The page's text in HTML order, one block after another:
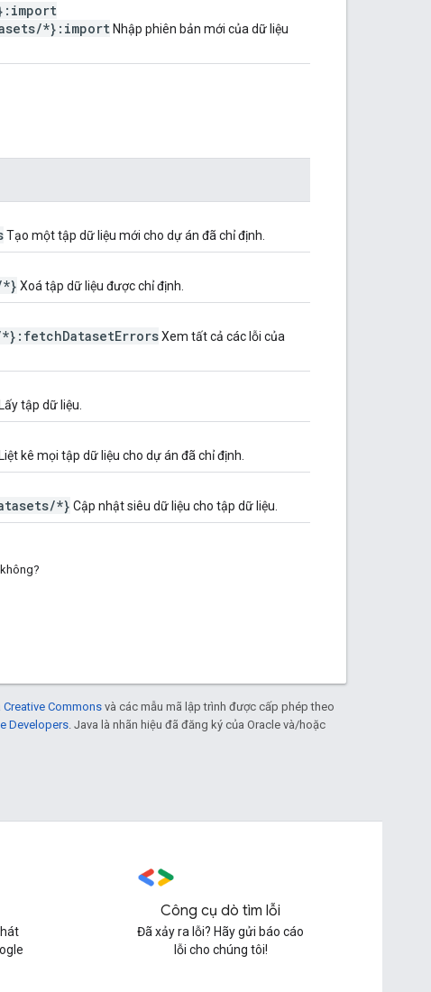
/*}:import Nhập phiên bản mới của dữ liệu
Tạo một tập dữ liệu mới cho dự án đã chỉ định.
*} Xoá tập dữ liệu được chỉ định.
*}:fetchDatasetErrorsXem tất cả các lỗi của
Lấy tập dữ liệu.
Liệt kê mọi tập dữ liệu cho dự án đã chỉ định.
/*} Cập nhật siêu dữ liệu cho tập dữ liệu.
Commons và các mẫu mã lập trình được cấp phép theo
Developers . Java là nhãn hiệu đã đăng ký của Oracle và/hoặc
Công cụ dò tìm lỗi
Đã xảy ra lỗi? Hãy gửi báo cáo
lỗi cho chúng tôi!